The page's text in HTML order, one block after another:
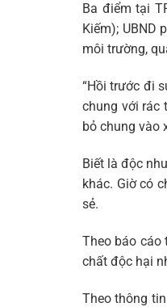
Ba điểm tại
Kiếm); UBND
môi trường,
“Hồi trước đi
chung với rác
bỏ chung vào
Biết là độc
khác. Giờ có
sẻ.
Theo báo cáo
chất độc hại
Theo thông